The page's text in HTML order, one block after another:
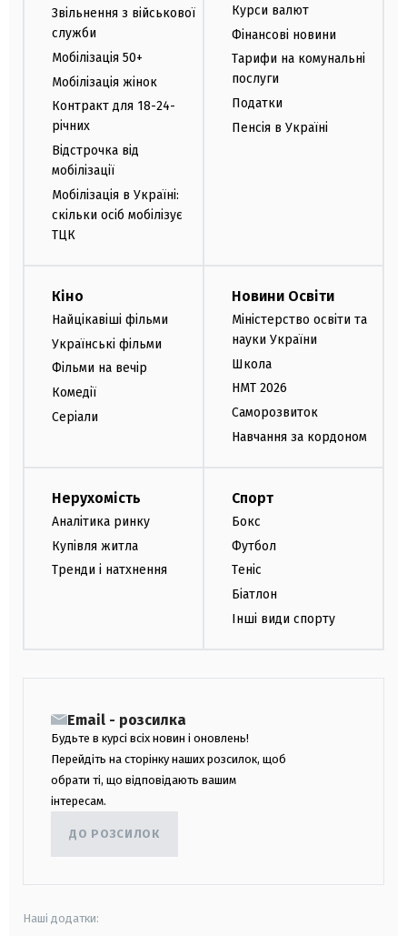
Звільнення з військової
служби
Мобілізація 50+
Мобілізація жінок
Контракт для 18-24-
річних
Відстрочка від
мобілізації
Мобілізація в Україні:
скільки осіб мобілізує
ТЦК
Курси валют
Фінансові новини
Тарифи на комунальні
послуги
Податки
Пенсія в Україні
Кіно
Найцікавіші фільми
Українські фільми
Фільми на вечір
Комедії
Серіали
Новини Освіти
Міністерство освіти та
науки України
Школа
НМТ 2026
Саморозвиток
Навчання за кордоном
Нерухомість
Аналітика ринку
Купівля житла
Тренди і натхнення
Спорт
Бокс
Футбол
Теніс
Біатлон
Інші види спорту
Email - розсилка
Будьте в курсі всіх новин і оновлень!
Перейдіть на сторінку наших розсилок, щоб
обрати ті, що відповідають вашим
інтересам.
ДО РОЗСИЛОК
Наші додатки: